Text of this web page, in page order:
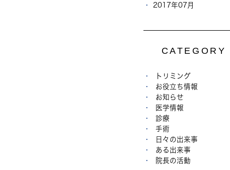
2017年07月
CATEGORY
トリミング
お役立ち情報
お知らせ
医学情報
診療
手術
日々の出来事
ある出来事
院長の活動